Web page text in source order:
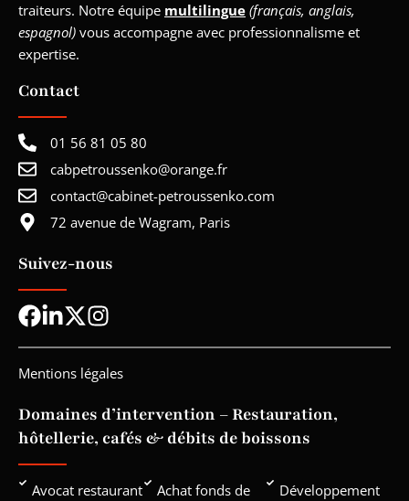
traiteurs. Notre équipe multilingue (français, anglais,
espagnol) vous accompagne avec professionnalisme et
expertise.
Contact
01 56 81 05 80
cabpetroussenko@orange.fr
contact@cabinet-petroussenko.com
72 avenue de Wagram, Paris
Suivez-nous
Mentions légales
Domaines d’intervention – Restauration,
hôtellerie, cafés & débits de boissons
Avocat restaurant
Achat fonds de
Développement